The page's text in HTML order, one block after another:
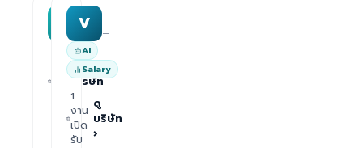
MAA group
—
งาน ดู
บริษัท
V —
AI
Salary
1
งาน
เปิด
รับ
ดู
บริษัท
›